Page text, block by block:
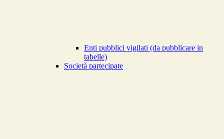
Enti pubblici vigilati (da pubblicare in
tabelle)
Società partecipate